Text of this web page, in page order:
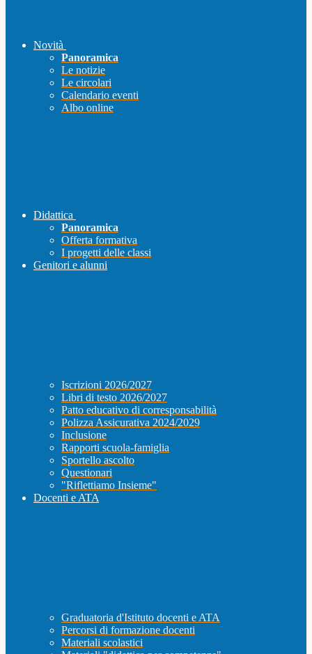
Novità
Panoramica
Le notizie
Le circolari
Calendario eventi
Albo online
Didattica
Panoramica
Offerta formativa
I progetti delle classi
Genitori e alunni
Iscrizioni 2026/2027
Libri di testo 2026/2027
Patto educativo di corresponsabilità
Polizza Assicurativa 2024/2029
Inclusione
Rapporti scuola-famiglia
Sportello ascolto
Questionari
"Riflettiamo Insieme"
Docenti e ATA
Graduatoria d'Istituto docenti e ATA
Percorsi di formazione docenti
Materiali scolastici